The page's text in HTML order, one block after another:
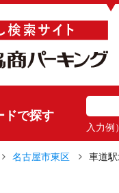
▼
ドで探す
入力例
名古屋市東区 車道